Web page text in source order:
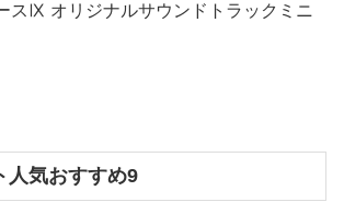
スⅨ オリジナルサウンドトラックミニ
人気おすすめ9